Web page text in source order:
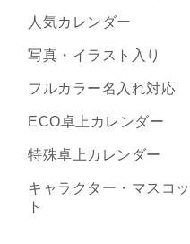
人気カレンダー
写真・イラスト入り
フルカラー名入れ対応
ECO卓上カレンダー
特殊卓上カレンダー
キャラクター・マスコッ
ト